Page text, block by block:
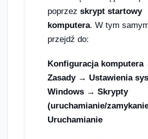
poprzez skrypt startowy
komputera. W tym
przejdź do:
Konfiguracja komputera
Zasady → Ustawienia
Windows → Skrypty
(uruchamianie/
Uruchamianie